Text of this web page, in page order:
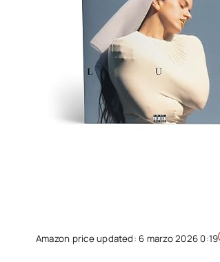
Amazon price updated: 6 marzo 2026 0:19